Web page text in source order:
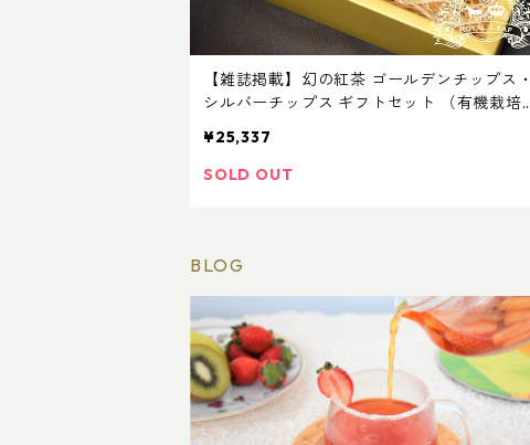
【雑誌掲載】幻の紅茶 ゴールデンチップス・
シルバーチップス ギフトセット （有機栽培
用箱入り
¥25,337
SOLD OUT
BLOG